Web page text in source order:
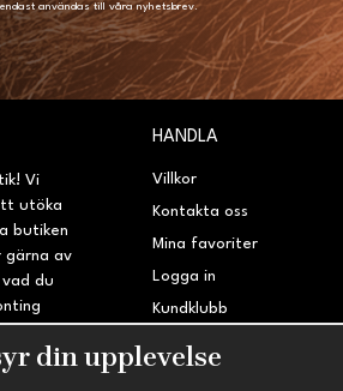
användas till våra nyhetsbrev.
Vi
utöka
butiken
gärna av
du
HANDLA
Villkor
Kontakta oss
Mina favoriter
Logga in
Kundklubb
din upplevelse